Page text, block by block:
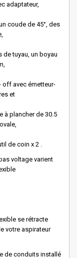
adaptateur,
coude de 45°, des
de tuyau, un boyau
off avec émetteur-
et
à plancher de 30.5
de coin x 2 .
voltage varient
se rétracte
votre aspirateur
de conduits installé